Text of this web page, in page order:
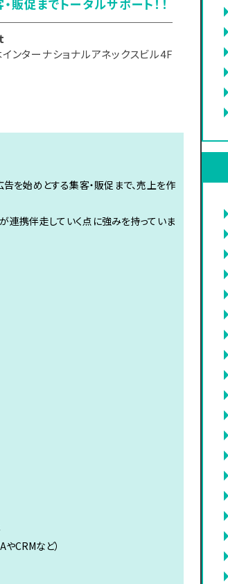
販促までトータルサポート！！
ターナショナルアネックスビル4F
告を始めとする集客・販促まで、売上を作
連携伴走していく点に強みを持っていま
やCRMなど）